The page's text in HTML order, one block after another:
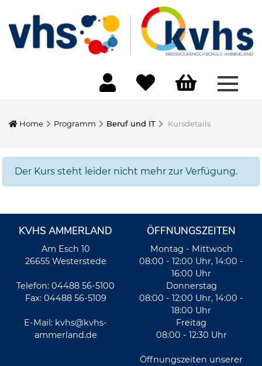
Home Programm Beruf und IT Kursdetails
Der Kurs steht leider nicht mehr zur Verfügung.
KVHS AMMERLAND
Am Esch 10
26655 Westerstede
Telefon: 04488 56-5100
Fax: 04488 56-5109
E-Mail: kvhs@kvhs-
ammerland.de
ÖFFNUNGSZEITEN
Montag - Mittwoch
08:00 - 12:00 Uhr, 14:00 -
16:00 Uhr
Donnerstag
08:00 - 12:00 Uhr, 14:00 -
18:00 Uhr
Freitag
08:00 - 12:30 Uhr
Öffnungszeiten unserer